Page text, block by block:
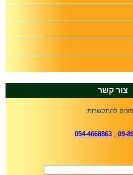
צור קשר
להתקשרות:
09-
;
054-4668863